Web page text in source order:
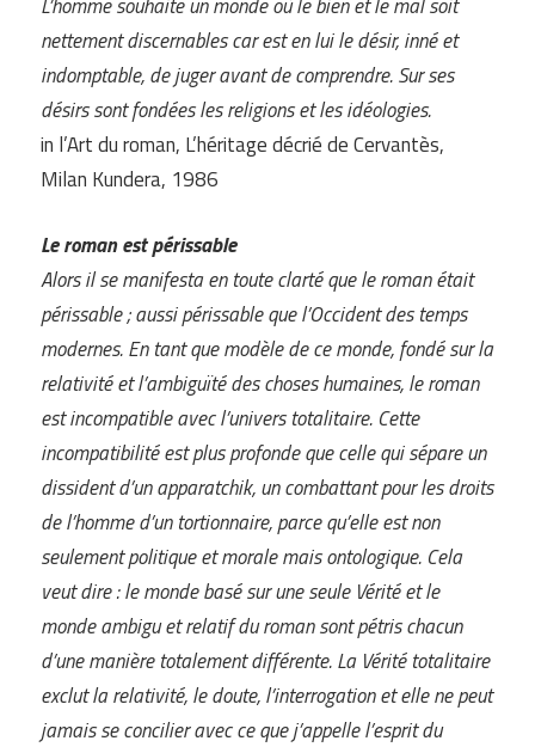
nettement discernables car est en lui le désir, inné et
indomptable, de juger avant de comprendre. Sur ses
désirs sont fondées les religions et les idéologies.
in l’Art du roman, L’héritage décrié de Cervantès,
Milan Kundera, 1986
Le roman est périssable
Alors il se manifesta en toute clarté que le roman était
périssable ; aussi périssable que l’Occident des temps
modernes. En tant que modèle de ce monde, fondé sur la
relativité et l’ambiguïté des choses humaines, le roman
est incompatible avec l’univers totalitaire. Cette
incompatibilité est plus profonde que celle qui sépare un
dissident d’un apparatchik, un combattant pour les droits
de l’homme d’un tortionnaire, parce qu’elle est non
seulement politique et morale mais ontologique. Cela
veut dire : le monde basé sur une seule Vérité et le
monde ambigu et relatif du roman sont pétris chacun
d’une manière totalement différente. La Vérité totalitaire
exclut la relativité, le doute, l’interrogation et elle ne peut
jamais se concilier avec ce que j’appelle l’esprit du